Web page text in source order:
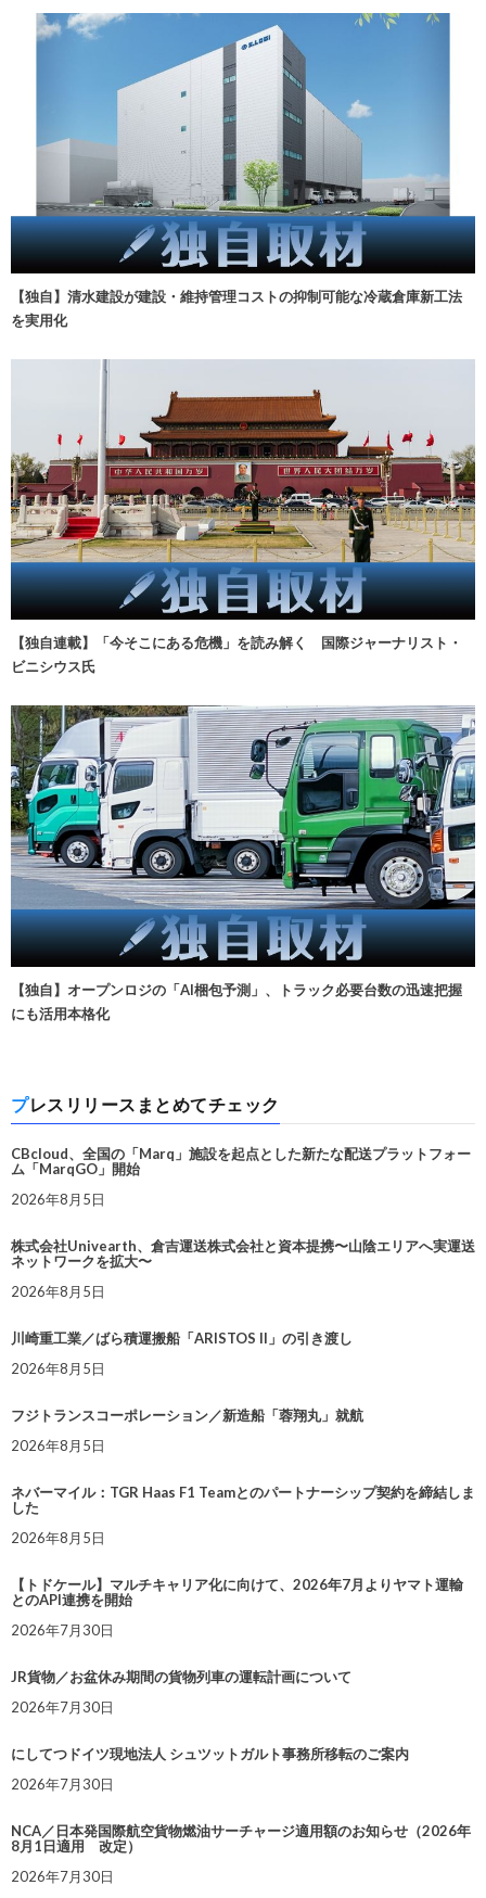
【独自】清水建設が建設・維持管理コストの抑制可能な冷蔵倉庫新工法
を実用化
【独自連載】「今そこにある危機」を読み解く 国際ジャーナリスト・
ビニシウス氏
【独自】オープンロジの「AI梱包予測」、トラック必要台数の迅速把握
にも活用本格化
プレスリリースまとめてチェック
CBcloud、全国の「Marq」施設を起点とした新たな配送プラットフォー
ム「MarqGO」開始
2026年8月5日
株式会社Univearth、倉吉運送株式会社と資本提携〜山陰エリアへ実運送
ネットワークを拡大〜
2026年8月5日
川崎重工業／ばら積運搬船「ARISTOS II」の引き渡し
2026年8月5日
フジトランスコーポレーション／新造船「蓉翔丸」就航
2026年8月5日
ネバーマイル：TGR Haas F1 Teamとのパートナーシップ契約を締結しま
した
2026年8月5日
【トドケール】マルチキャリア化に向けて、2026年7月よりヤマト運輸
とのAPI連携を開始
2026年7月30日
JR貨物／お盆休み期間の貨物列車の運転計画について
2026年7月30日
にしてつドイツ現地法人 シュツットガルト事務所移転のご案内
2026年7月30日
NCA／日本発国際航空貨物燃油サーチャージ適用額のお知らせ（2026年
8月1日適用 改定）
2026年7月30日